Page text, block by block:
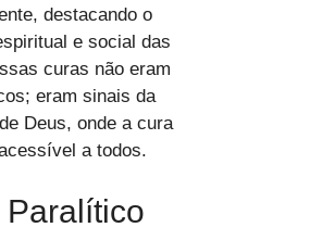
destacando o
e social das
curas não eram
eram sinais da
Deus, onde a cura
a todos.